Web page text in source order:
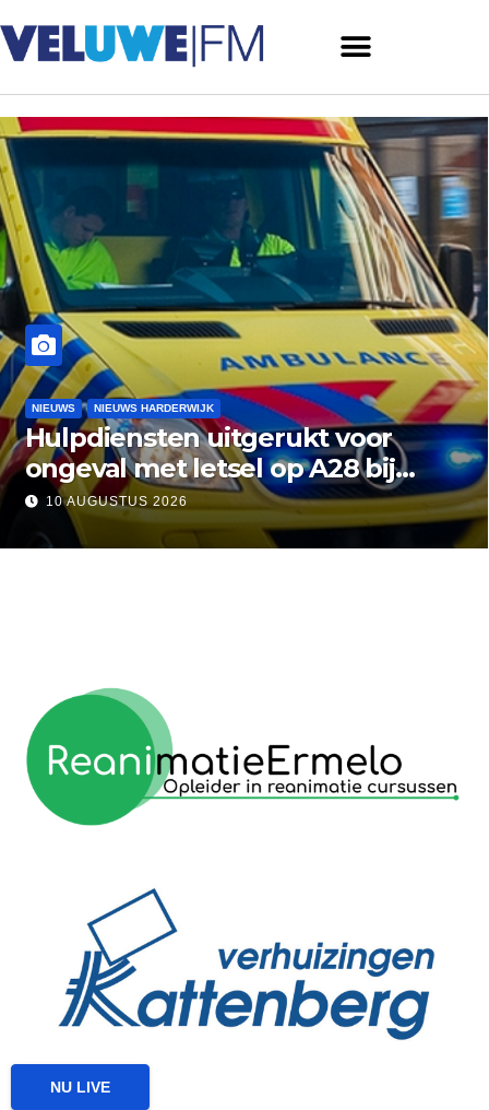
NIEUWS NIEUWS PUTTEN
Werkzaamheden rotonde
bij Putten vandaag van start
10 AUGUSTUS 2026
reanimatie ermelo
NU LIVE